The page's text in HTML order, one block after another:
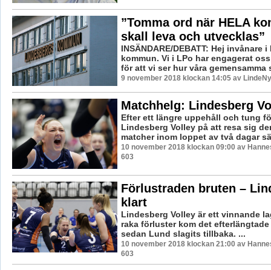
”Tomma ord när HELA
skall leva och utvecklas”
INSÄNDARE/DEBATT: Hej invånare
kommun. Vi i LPo har engagerat
för att vi ser hur våra gemensamma
9 november 2018 klockan 14:05 av
Matchhelg: Lindesberg
Efter ett längre uppehåll och tung
Lindesberg Volley på att resa sig
matcher inom loppet av två dagar
10 november 2018 klockan 09:00 av
603
Förlustraden bruten –
klart
Lindesberg Volley är ett vinnande
raka förluster kom det
sedan Lund slagits tillbaka. ...
10 november 2018 klockan 21:00 av
603